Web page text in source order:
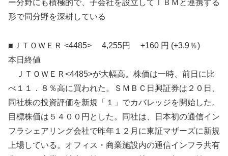
ー分野にも積極的で、子会社を設立してＩＢＭと連携する
形で同分野を深耕している
■ＪＴＯＷＥＲ <4485> 4,255円 +160 円 (+3.9％)
本日終値
ＪＴＯＷＥＲ<4485>が大幅高。株価は一時、前日に比
べ１１．８％高に買われた。ＳＭＢＣ日興証券は２０日、
同社株の投資評価を新規「１」でカバレッジを開始した。
目標株価は５４００円とした。同社は、日本初の通信イン
フラシェアリング会社で昨年１２月に東証マザーズに新規
上場している。オフィス・商業施設内の通信インフラ共有